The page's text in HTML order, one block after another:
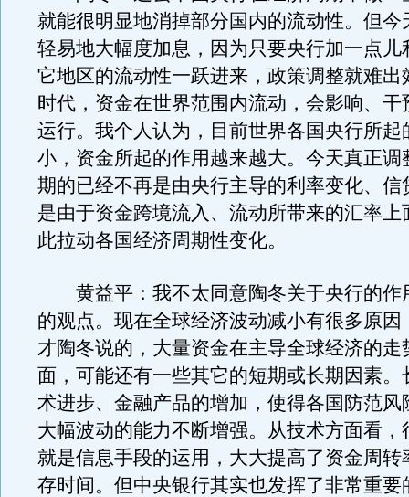
就能很明显地消掉部分国内的流动性。但今
轻易地大幅度加息，因为只要央行加一点儿
它地区的流动性一跃进来，政策调整就难出
时代，资金在世界范围内流动，会影响、干
运行。我个人认为，目前世界各国央行所起
小，资金所起的作用越来越大。今天真正调
期的已经不再是由央行主导的利率变化、信
是由于资金跨境流入、流动所带来的汇率上
此拉动各国经济周期性变化。
黄益平：我不太同意陶冬关于央行的作
的观点。现在全球经济波动减小有很多原因
才陶冬说的，大量资金在主导全球经济的走
面，可能还有一些其它的短期或长期因素。
术进步、金融产品的增加，使得各国防范风
大幅波动的能力不断增强。从技术方面看，
就是信息手段的运用，大大提高了资金周转
存时间。但中央银行其实也发挥了非常重要